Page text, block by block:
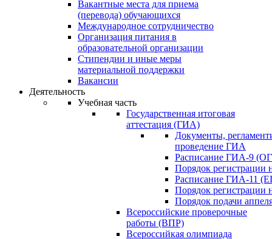
Вакантные места для приема
(перевода) обучающихся
Международное сотрудничество
Организация питания в
образовательной организации
Стипендии и иные меры
материальной поддержки
Вакансии
Деятельность
Учебная часть
Государственная итоговая
аттестация (ГИА)
Документы,
проведение ГИА
Расписание ГИА-9
Порядок регистрации
Расписание ГИА-11
Порядок регистрации
Порядок подачи
Всероссийские проверочные
работы (ВПР)
Всероссийкая олимпиада